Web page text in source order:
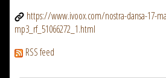
https://www.ivoox.com/nostra-dansa-17-
mp3_rf_51066272_1.html
RSS feed